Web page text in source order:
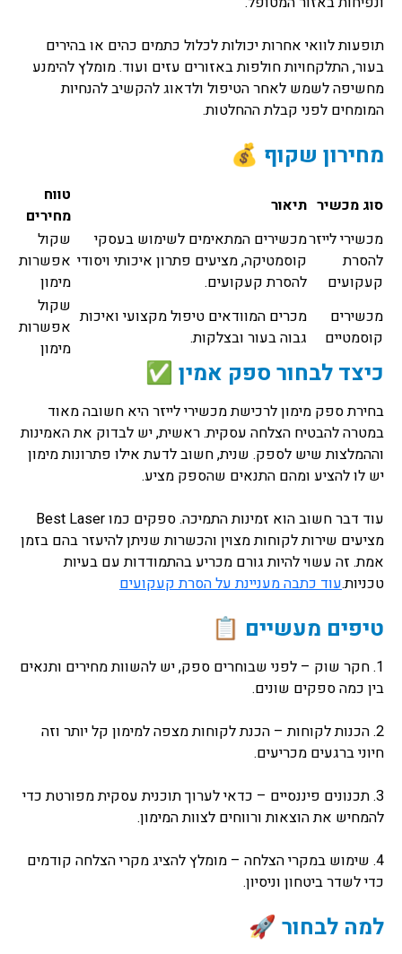
תופעות לוואי אחרות יכולות לכלול כתמים כהים או בהירים
בעור, התלקחויות חולפות באזורים עזים ועוד. מומלץ להימנע
מחשיפה לשמש לאחר הטיפול ולדאוג להקשיב להנחיות
המומחים לפני קבלת ההחלטות.
מחירון שקוף 💰
סוג מכשיר תיאור
טווח
מחירים
מכשירי לייזר
להסרת
קעקועים
מכשירים המתאימים לשימוש בעסקי
קוסמטיקה, מציעים פתרון איכותי ויסודי
להסרת קעקועים.
שקול
אפשרות
מימון
מכשירים
קוסמטיים
מכרים המוודאים טיפול מקצועי ואיכות
גבוה בעור ובצלקות.
שקול
אפשרות
מימון
כיצד לבחור ספק אמין ✅
בחירת ספק מימון לרכישת מכשירי לייזר היא חשובה מאוד
במטרה להבטיח הצלחה עסקית. ראשית, יש לבדוק את האמינות
וההמלצות שיש לספק. שנית, חשוב לדעת אילו פתרונות מימון
יש לו להציע ומהם התנאים שהספק מציע.
עוד דבר חשוב הוא זמינות התמיכה. ספקים כמו Best Laser
מציעים שירות לקוחות מצוין והכשרות שניתן להיעזר בהם בזמן
אמת. זה עשוי להיות גורם מכריע בהתמודדות עם בעיות
טכניות.עוד כתבה מעניינת על הסרת קעקועים
טיפים מעשיים 📋
1. חקר שוק – לפני שבוחרים ספק, יש להשוות מחירים ותנאים
בין כמה ספקים שונים.
2. הכנות לקוחות – הכנת לקוחות מצפה למימון קל יותר וזה
חיוני ברגעים מכריעים.
3. תכנונים פיננסיים – כדאי לערוך תוכנית עסקית מפורטת כדי
להמחיש את הוצאות ורווחים לצוות המימון.
4. שימוש במקרי הצלחה – מומלץ להציג מקרי הצלחה קודמים
כדי לשדר ביטחון וניסיון.
למה לבחור 🚀